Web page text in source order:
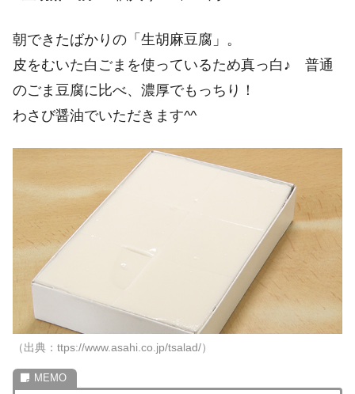
朝できたばかりの「生胡麻豆腐」。
皮をむいた白ごまを使っているため真っ白♪ 普通
のごま豆腐に比べ、濃厚でもっちり！
わさび醤油でいただきます^^
（出典：ttps://www.asahi.co.jp/tsalad/）